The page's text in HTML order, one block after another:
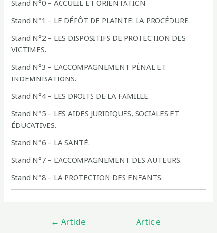
Stand N°0 – ACCUEIL ET ORIENTATION
Stand N°1 – LE DÉPÔT DE PLAINTE: LA PROCÉDURE.
Stand N°2 – LES DISPOSITIFS DE PROTECTION DES
VICTIMES.
Stand N°3 – L’ACCOMPAGNEMENT PÉNAL ET
INDEMNISATIONS.
Stand N°4 – LES DROITS DE LA FAMILLE.
Stand N°5 – LES AIDES JURIDIQUES, SOCIALES ET
ÉDUCATIVES.
Stand N°6 – LA SANTÉ.
Stand N°7 – L’ACCOMPAGNEMENT DES AUTEURS.
Stand N°8 – LA PROTECTION DES ENFANTS.
Navigation
← Article
Article